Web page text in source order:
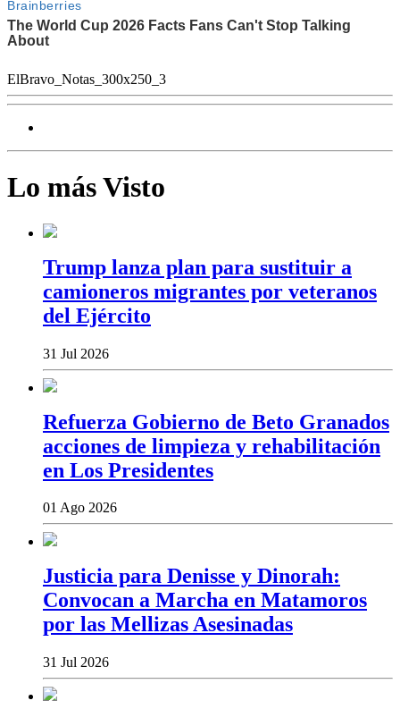
ElBravo_Notas_300x250_3
Lo más Visto
Trump lanza plan para sustituir a
camioneros migrantes por veteranos
del Ejército
31 Jul 2026
Refuerza Gobierno de Beto Granados
acciones de limpieza y rehabilitación
en Los Presidentes
01 Ago 2026
Justicia para Denisse y Dinorah:
Convocan a Marcha en Matamoros
por las Mellizas Asesinadas
31 Jul 2026